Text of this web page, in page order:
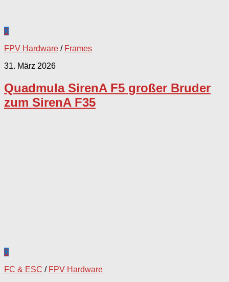
0
FPV Hardware / Frames
31. März 2026
Quadmula SirenA F5 großer Bruder
zum SirenA F35
0
FC & ESC / FPV Hardware